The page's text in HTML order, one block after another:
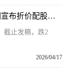
港股异动 | 灵宝黄金(03330)再跌超5% 近期宣布折价配股净筹7.7亿港元 用于拓展海外金矿业务
截止发稿，跌2
2026/04/17